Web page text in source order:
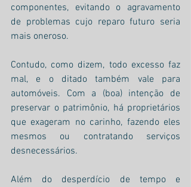
componentes, evitando o agravamento
de problemas cujo reparo futuro seria
mais oneroso.
Contudo, como dizem, todo excesso faz
mal, e o ditado também vale para
automóveis. Com a (boa) intenção de
preservar o patrimônio, há proprietários
que exageram no carinho, fazendo eles
mesmos ou contratando serviços
desnecessários.
Além do desperdício de tempo e